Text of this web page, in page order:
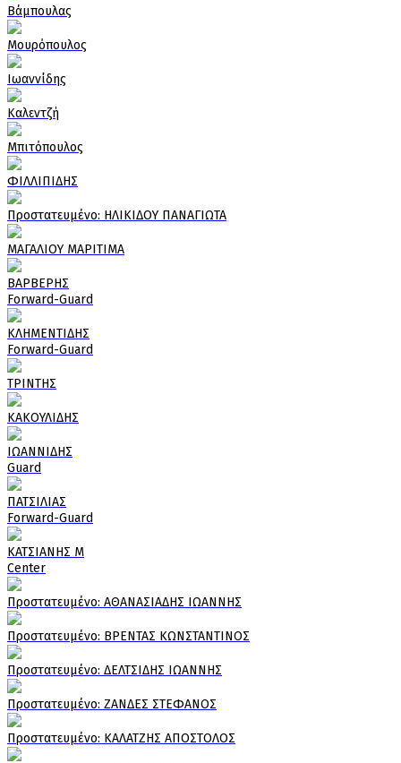
Βάμπουλας
Μουρόπουλος
Ιωαννίδης
Καλεντζή
Μπιτόπουλος
ΦΙΛΛΙΠΙΔΗΣ
Πρoστατευμένο: ΗΛΙΚΙΔΟΥ ΠΑΝΑΓΙΩΤΑ
ΜΑΓΑΛΙΟΥ ΜΑΡΙΤΙΜΑ
ΒΑΡΒΕΡΗΣ
Forward-Guard
ΚΛΗΜΕΝΤΙΔΗΣ
Forward-Guard
ΤΡΙΝΤΗΣ
ΚΑΚΟΥΛΙΔΗΣ
ΙΩΑΝΝΙΔΗΣ
Guard
ΠΑΤΣΙΛΙΑΣ
Forward-Guard
ΚΑΤΣΙΑΝΗΣ Μ
Center
Πρoστατευμένο: ΑΘΑΝΑΣΙΑΔΗΣ ΙΩΑΝΝΗΣ
Πρoστατευμένο: ΒΡΕΝΤΑΣ ΚΩΝΣΤΑΝΤΙΝΟΣ
Πρoστατευμένο: ΔΕΛΤΣΙΔΗΣ ΙΩΑΝΝΗΣ
Πρoστατευμένο: ΖΑΝΔΕΣ ΣΤΕΦΑΝΟΣ
Πρoστατευμένο: ΚΑΛΑΤΖΗΣ ΑΠΟΣΤΟΛΟΣ